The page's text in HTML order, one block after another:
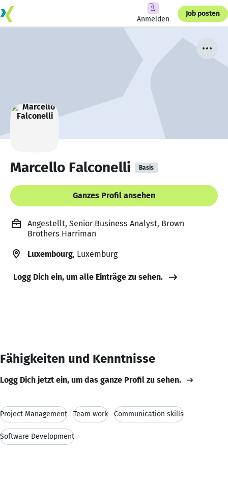
Anmelden
Job posten
Marcello Falconelli Basis
Ganzes Profil ansehen
Angestellt, Senior Business Analyst, Brown
Brothers Harriman
Luxembourg, Luxemburg
Logg Dich ein, um alle Einträge zu sehen.
Fähigkeiten und Kenntnisse
Logg Dich jetzt ein, um das ganze Profil zu sehen.
Project Management Team work Communication skills
Software Development